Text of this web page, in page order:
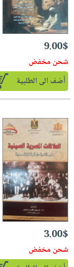
9.00$
شحن مخفض
أضف الى الطلبية
3.00$
شحن مخفض